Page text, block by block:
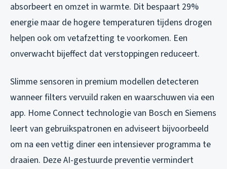
absorbeert en omzet in warmte. Dit bespaart 29%
energie maar de hogere temperaturen tijdens drogen
helpen ook om vetafzetting te voorkomen. Een
onverwacht bijeffect dat verstoppingen reduceert.
Slimme sensoren in premium modellen detecteren
wanneer filters vervuild raken en waarschuwen via een
app. Home Connect technologie van Bosch en Siemens
leert van gebruikspatronen en adviseert bijvoorbeeld
om na een vettig diner een intensiever programma te
draaien. Deze AI-gestuurde preventie vermindert